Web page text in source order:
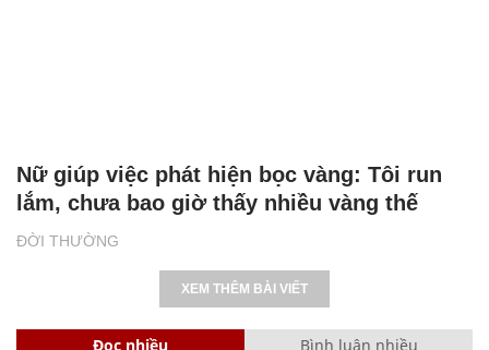
ĐỜI THƯỜNG
Nữ giúp việc phát hiện bọc vàng: Tôi run
lắm, chưa bao giờ thấy nhiều vàng thế
XEM THÊM BÀI VIẾT
Đọc nhiều Bình luận nhiều